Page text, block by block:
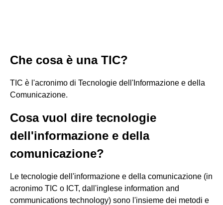
Che cosa è una TIC?
TIC è l'acronimo di Tecnologie dell'Informazione e della
Comunicazione.
Cosa vuol dire tecnologie
dell'informazione e della
comunicazione?
Le tecnologie dell'informazione e della comunicazione (in
acronimo TIC o ICT, dall'inglese information and
communications technology) sono l'insieme dei metodi e